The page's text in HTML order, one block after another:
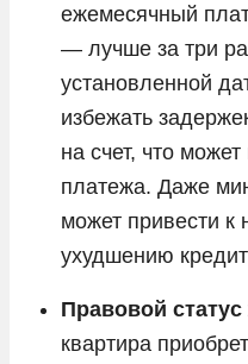
ежемесячный
— лучше за три
установленной
избежать
на счет, что
платежа. Даже
может привести
ухудшению
Правовой
квартира